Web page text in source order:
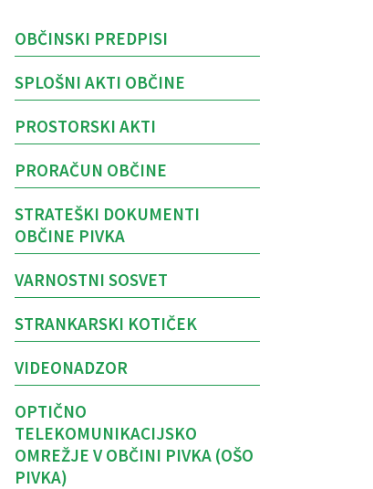
OBČINSKI PREDPISI
SPLOŠNI AKTI OBČINE
PROSTORSKI AKTI
PRORAČUN OBČINE
STRATEŠKI DOKUMENTI
OBČINE PIVKA
VARNOSTNI SOSVET
STRANKARSKI KOTIČEK
VIDEONADZOR
OPTIČNO
TELEKOMUNIKACIJSKO
OMREŽJE V OBČINI PIVKA (OŠO
PIVKA)